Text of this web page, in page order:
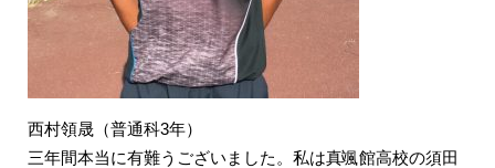
西村領晟（普通科3年）
三年間本当に有難うございました。私は真颯館高校の須田